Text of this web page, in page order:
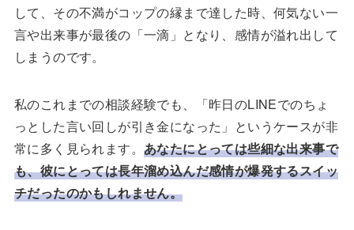
して、その不満がコップの縁まで達した時、何気ない一
言や出来事が最後の「一滴」となり、感情が溢れ出して
しまうのです。
私のこれまでの相談経験でも、「昨日のLINEでのちょ
っとした言い回しが引き金になった」というケースが非
常に多く見られます。 あなたにとっては些細な出来事で
も、彼にとっては長年溜め込んだ感情が爆発するスイッ
チだったのかもしれません。